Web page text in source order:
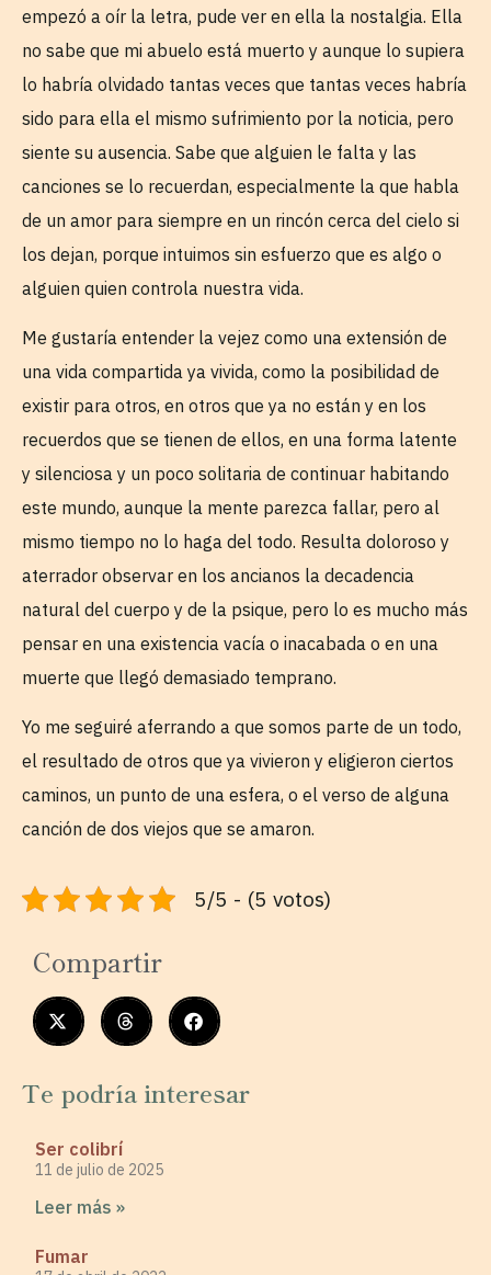
empezó a oír la letra, pude ver en ella la nostalgia. Ella
no sabe que mi abuelo está muerto y aunque lo supiera
lo habría olvidado tantas veces que tantas veces habría
sido para ella el mismo sufrimiento por la noticia, pero
siente su ausencia. Sabe que alguien le falta y las
canciones se lo recuerdan, especialmente la que habla
de un amor para siempre en un rincón cerca del cielo si
los dejan, porque intuimos sin esfuerzo que es algo o
alguien quien controla nuestra vida.
Me gustaría entender la vejez como una extensión de
una vida compartida ya vivida, como la posibilidad de
existir para otros, en otros que ya no están y en los
recuerdos que se tienen de ellos, en una forma latente
y silenciosa y un poco solitaria de continuar habitando
este mundo, aunque la mente parezca fallar, pero al
mismo tiempo no lo haga del todo. Resulta doloroso y
aterrador observar en los ancianos la decadencia
natural del cuerpo y de la psique, pero lo es mucho más
pensar en una existencia vacía o inacabada o en una
muerte que llegó demasiado temprano.
Yo me seguiré aferrando a que somos parte de un todo,
el resultado de otros que ya vivieron y eligieron ciertos
caminos, un punto de una esfera, o el verso de alguna
canción de dos viejos que se amaron.
5/5 - (5 votos)
Compartir
Te podría interesar
Ser colibrí
11 de julio de 2025
Leer más »
Fumar